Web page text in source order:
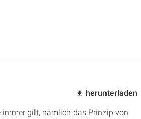
herunterladen
gilt, nämlich das Prinzip von